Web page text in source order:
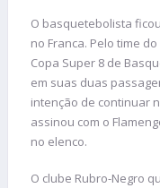
O basquetebolista
no Franca. Pelo time
Copa Super 8 de
em suas duas
intenção de continuar
assinou com o
no elenco.
O clube Rubro-Negro